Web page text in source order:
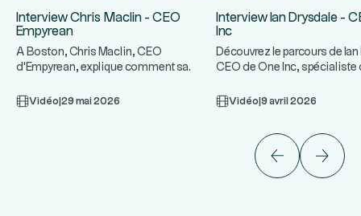
Interview Chris Maclin - CEO
Empyrean
A Boston, Chris Maclin, CEO
d'Empyrean, explique comment sa
ban...
Vidéo 29 mai 2026
Interview Ian Drysdale -
Inc
Découvrez le parcours de
CEO de One Inc, spécialiste
Vidéo 9 avril 2026